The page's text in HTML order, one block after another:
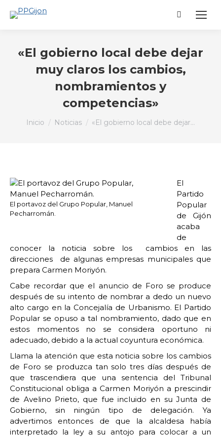
Buscar:
«El gobierno local debe dejar
muy claros los cambios,
nombramientos y
competencias»
Estás aquí:
Inicio Noticias «El gobierno local debe dejar…
El portavoz del Grupo Popular, Manuel
Pecharromán.
El
Partido
Popular
de Gijón
acaba
de
conocer la noticia sobre los cambios en las
direcciones de algunas empresas municipales que
prepara Carmen Moriyón.
Cabe recordar que el anuncio de Foro se produce
después de su intento de nombrar a dedo un nuevo
alto cargo en la Concejalía de Urbanismo. El Partido
Popular se opuso a tal nombramiento, dado que en
estos momentos no se considera oportuno ni
adecuado, debido a la actual coyuntura económica.
Llama la atención que esta noticia sobre los cambios
de Foro se produzca tan solo tres días después de
que trascendiera que una sentencia del Tribunal
Constitucional obliga a Carmen Moriyón a prescindir
de Avelino Prieto, que fue incluido en su Junta de
Gobierno, sin ningún tipo de delegación. Ya
advertimos entonces de que la alcaldesa había
interpretado la ley a su antojo para colocar a un